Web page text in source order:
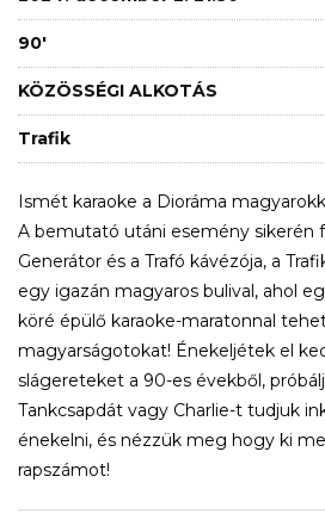
90'
KÖZÖSSÉGI ALKOTÁS
Trafik
Ismét karaoke a Dioráma
A bemutató utáni esemény sikerén
Generátor és a Trafó kávézója, a
egy igazán magyaros bulival, ahol
köré épülő karaoke-maratonnal
magyarságotokat! Énekeljétek el
slágereteket a 90-es évekből,
Tankcsapdát vagy Charlie-t tudjuk
énekelni, és nézzük meg hogy ki
rapszámot!